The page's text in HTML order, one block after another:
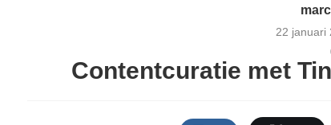
22 januari
Contentcuratie met